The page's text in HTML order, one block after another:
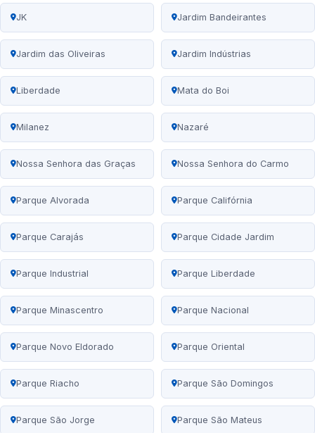
JK Jardim Bandeirantes
Jardim das Oliveiras Jardim Indústrias
Liberdade Mata do Boi
Milanez Nazaré
Nossa Senhora das Graças Nossa Senhora do Carmo
Parque Alvorada Parque Califórnia
Parque Carajás Parque Cidade Jardim
Parque Industrial Parque Liberdade
Parque Minascentro Parque Nacional
Parque Novo Eldorado Parque Oriental
Parque Riacho Parque São Domingos
Parque São Jorge Parque São Mateus